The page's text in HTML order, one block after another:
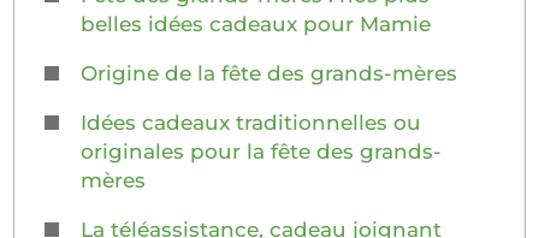
belles idées cadeaux pour Mamie
Origine de la fête des grands-mères
Idées cadeaux traditionnelles ou
originales pour la fête des grands-
mères
La téléassistance, cadeau joignant